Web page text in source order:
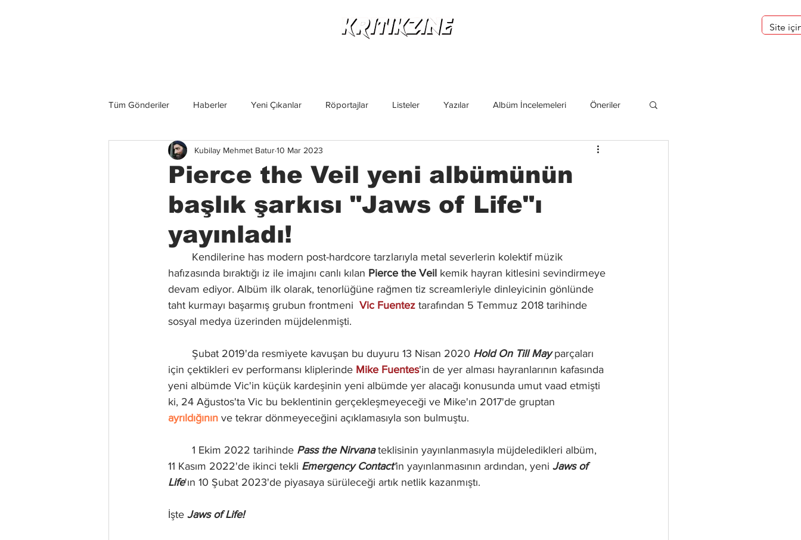
Tüm Gönderiler Haberler Yeni Çıkanlar Röportajlar Listeler Yazılar Albüm İncelemeleri Öneriler
Grup İncelemeleri Konserler İncelemeler
Pierce the Veil yeni albümünün
başlık şarkısı "Jaws of Life"ı
yayınladı!
Kubilay Mehmet Batur10 Mar 2023
hafızasında bıraktığı iz ile imajını canlı kılan Pierce the Veil kemik hayran kitlesini sevindirmeye
devam ediyor. Albüm ilk olarak, tenorlüğüne rağmen tiz screamleriyle dinleyicinin gönlünde
taht kurmayı başarmış grubun frontmeni Vic Fuentez tarafından 5 Temmuz 2018 tarihinde
sosyal medya üzerinden müjdelenmişti.
	Şubat 2019'da resmiyete kavuşan bu duyuru 13 Nisan 2020
Hold On Till May parçaları
için çektikleri ev performansı kliplerinde Mike Fuentes'in de yer alması hayranlarının kafasında
yeni albümde Vic'in küçük kardeşinin yeni albümde yer alacağı konusunda umut vaad etmişti
ki, 24 Ağustos'ta Vic bu beklentinin gerçekleşmeyeceği ve Mike'ın 2017'de gruptan
ayrıldığının ve tekrar dönmeyeceğini açıklamasıyla son bulmuştu.
	1 Ekim 2022 tarihinde
Pass the Nirvana teklisinin yayınlanmasıyla müjdeledikleri albüm,
11 Kasım 2022'de ikinci tekli Emergency Contact'in yayınlanmasının ardından, yeni Jaws of
Life'ın 10 Şubat 2023'de piyasaya sürüleceği artık netlik kazanmıştı.
İşte Jaws of Life!